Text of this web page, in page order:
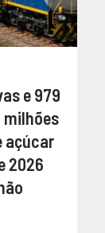
e 979
milhões
açúcar
2026